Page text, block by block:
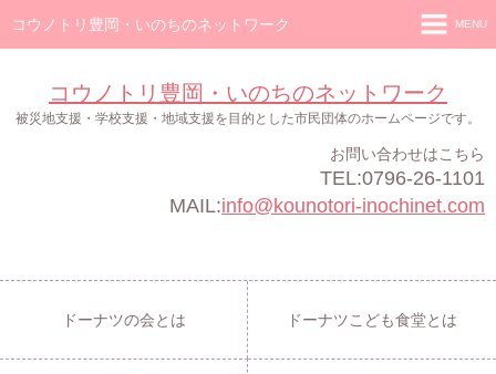
コウノトリ豊岡・いのちのネットワーク
コウノトリ豊岡・いのちのネットワーク
被災地支援・学校支援・地域支援を目的とした市民団体のホームページです。
お問い合わせはこちら
TEL:0796-26-1101
MAIL:info@kounotori-inochinet.com
MENU
ドーナツの会
オンライン居場所「ドーナツオンライン」
ドーナツの会とは ドーナツこども食堂とは